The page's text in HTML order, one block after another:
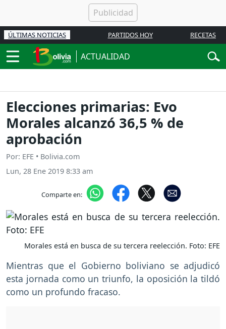
ÚLTIMAS NOTICIAS PARTIDOS HOY RECETAS
ACTUALIDAD
Elecciones primarias: Evo
Morales alcanzó 36,5 % de
aprobación
Por: EFE • Bolivia.com
Lun, 28 Ene 2019 8:33 am
Comparte en:
Morales está en busca de su tercera reelección. Foto: EFE
Mientras que el Gobierno boliviano se adjudicó
esta jornada como un triunfo, la oposición la tildó
como un profundo fracaso.